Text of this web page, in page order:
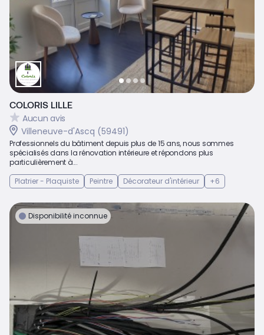
COLORIS LILLE
Aucun avis
Villeneuve-d'Ascq (59491)
Professionnels du bâtiment depuis plus de 15 ans, nous sommes
spécialisés dans la rénovation intérieure et répondons plus
particulièrement à...
Platrier - Plaquiste
Peintre Décorateur d'intérieur +6
Disponibilité inconnue